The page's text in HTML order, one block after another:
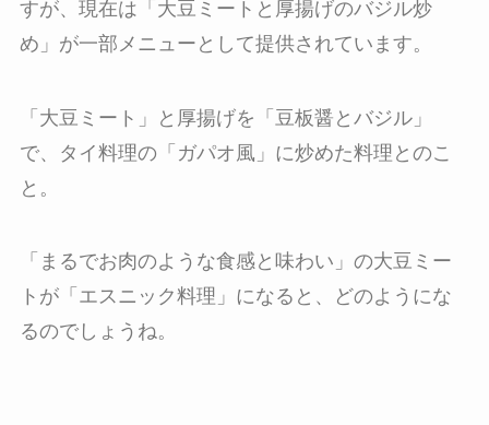
すが、現在は「大豆ミートと厚揚げのバジル炒
め」が一部メニューとして提供されています。
「大豆ミート」と厚揚げを「豆板醤とバジル」
で、タイ料理の「ガパオ風」に炒めた料理とのこ
と。
「まるでお肉のような食感と味わい」の大豆ミー
トが「エスニック料理」になると、どのようにな
るのでしょうね。